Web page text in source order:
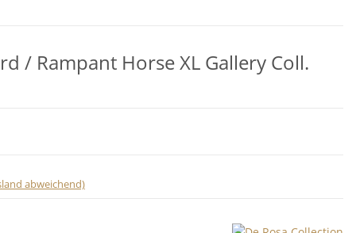
/ Rampant Horse XL Gallery Coll.
abweichend)